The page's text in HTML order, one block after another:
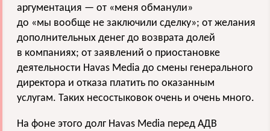
аргументация — от «меня обманули»
до «мы вообще не заключили сделку»; от желания
дополнительных денег до возврата долей
в компаниях; от заявлений о приостановке
деятельности Havas Media до смены генерального
директора и отказа платить по оказанным
услугам. Таких несостыковок очень и очень много.
На фоне этого долг Havas Media перед АДВ